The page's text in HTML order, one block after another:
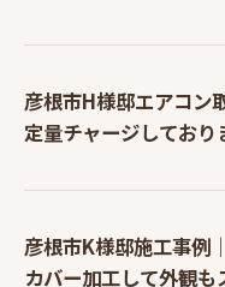
彦根市H様邸エアコン
定量チャージしており
彦根市K様邸施工事例
カバー加工して外観も